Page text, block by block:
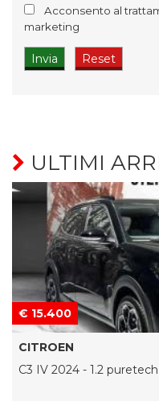
Acconsento al
marketing
ULTIMI
€ 15.400
CITROEN
C3 IV 2024 - 1.2